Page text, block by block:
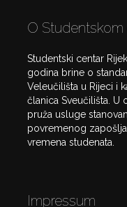
O Studentskom
Studentski centar
godina brine o
Veleučilišta u Rijeci i
članica Sveučilišta. U
pruža usluge
povremenog
vremena studenata.
Impressum